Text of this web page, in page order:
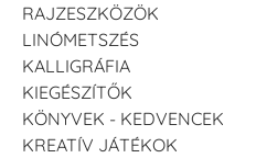
RAJZESZKÖZÖK
LINÓMETSZÉS
KALLIGRÁFIA
KIEGÉSZÍTŐK
KÖNYVEK - KEDVENCEK
KREATÍV JÁTÉKOK